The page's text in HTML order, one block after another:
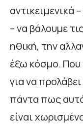
αντικειμενικά
– να βάλουμε
ηθική, την
έξω κόσμο.
για να
πάντα πως
είναι